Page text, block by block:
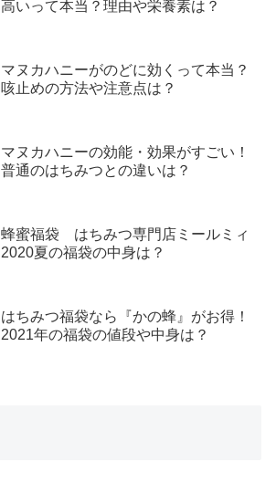
高いって本当？理由や栄養素は？
マヌカハニーがのどに効くって本当？
咳止めの方法や注意点は？
マヌカハニーの効能・効果がすごい！
普通のはちみつとの違いは？
蜂蜜福袋 はちみつ専門店ミールミィ
2020夏の福袋の中身は？
はちみつ福袋なら『かの蜂』がお得！
2021年の福袋の値段や中身は？